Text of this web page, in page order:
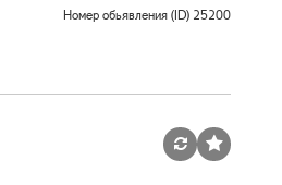
Номер обьявления (ID) 25200